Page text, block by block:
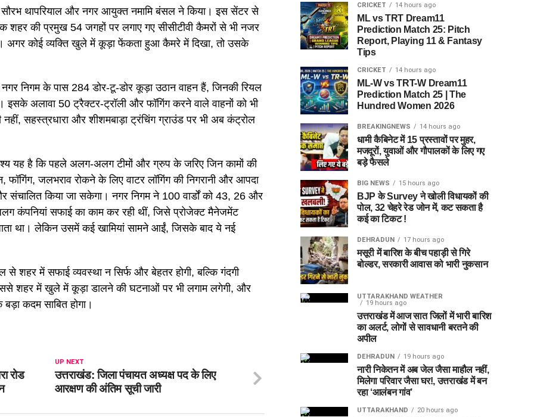
थापरियाल और नगर आयुक्त नमामि बंसल ने किया। इस सेंटर से
शहर की प्रमुख 54 जगहों पर लगाए गए सीसीटीवी कैमरों से भी नजर
अगर कोई व्यक्ति खुले में कूड़ा फेंकता हुआ कैमरे में दिखा, तो उसके
निगम के पास 284 डोर-टू-डोर कूड़ा उठान वाहन हैं, जिनकी रियल
इसके अलावा 50 ट्रैक्टर-ट्रॉली और फॉगिंग करने वाले वाहनों को भी
सहस्त्रधारा और शीशमबाड़ा ट्रंचिंग ग्राउंड पर भी अब कंट्रोल
यह है कि पहले अलग-अलग टीमों और ग्रुप के जरिए जिन कामों की
फॉगिंग, जलभराव रोकने के लिए वाटर लॉगिंग की निगरानी और आपदा
किया जा सकेगा। नगर निगम ने 100 वार्डों को 43, 26 और
कंपनियां सफाई का काम कर रही थीं, जिसे प्रोजेक्ट मैनेजमेंट
था। लेकिन उसमें कई खामियां सामने आईं, जिसके बाद ये नई
से शहर में सफाई व्यवस्था न सिर्फ और बेहतर होगी, बल्कि गंदगी
इससे शहर में खुले में कूड़ा डालने की घटनाओं पर भी लगाम लगेगी, और
कदम साबित होगा।
UP NEXT
उत्तराखंड: जिला पंचायत अध्यक्ष पद के लिए
आरक्षण की अंतिम सूची जारी
रोड
CRICKET 14 hours ago
ML vs TRT Dream11
Prediction Match 25: Pitch
Report, Playing 11 & Fantasy
Tips
CRICKET 14 hours ago
ML-W vs TRT-W Dream11
Prediction Match 25 | The
Hundred Women 2026
BREAKINGNEWS 14 hours ago
धामी कैबिनेट में 15 प्रस्तावों पर मुहर,
मजदूरों, युवाओं और गौपालकों के लिए गए
बड़े फैसले
BIG NEWS 15 hours ago
BJP के Survey ने खोली विधायकों की
पोल, 32 चेहरे रेड जोन में, कट सकता है
कई का टिकट !
DEHRADUN 17 hours ago
मसूरी में बारिश के बीच पहाड़ी से गिरे
बोल्डर, सरकारी आवास को भारी नुकसान
UTTARAKHAND WEATHER
19 hours ago
उत्तराखंड में आज सात जिलों में भारी बारिश
का अलर्ट, लोगों से सावधानी बरतने की
अपील
DEHRADUN 19 hours ago
नारी निकेतन में अब जेल जैसा माहौल नहीं,
मिलेगा परिवार जैसा घर!, उत्तराखंड में बन
रहा ‘आलंबन गांव’
UTTARAKHAND 20 hours ago